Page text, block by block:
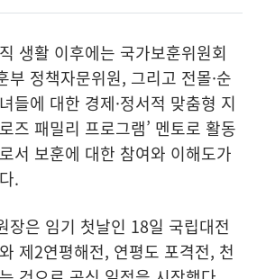
생활 이후에는 국가보훈위원회
부 정책자문위원, 그리고 전몰·순
들에 대한 경제·정서적 맞춤형 지
즈 패밀리 프로그램’ 멘토로 활동
서 보훈에 대한 참여와 이해도가
.
장은 임기 첫날인 18일 국립대전
제2연평해전, 연평도 포격전, 천